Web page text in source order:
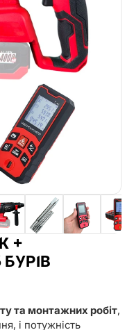
+
та монтажних робіт,
і потужність